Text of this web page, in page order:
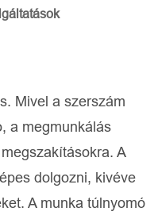
Mivel a szerszám
a megmunkálás
A
dolgozni, kivéve
A munka túlnyomó